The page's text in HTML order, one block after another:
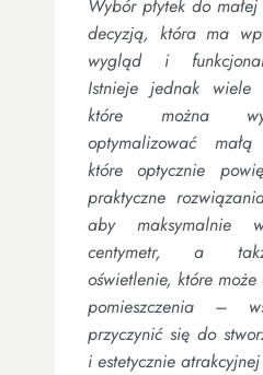
Wybór płytek do
decyzją, która ma
wygląd i
Istnieje jednak wiele
które można
optymalizować
które optycznie
praktyczne
aby maksymalnie
centymetr, a
oświetlenie, które
pomieszczenia –
przyczynić się do
i estetycznie atrakcyjnej